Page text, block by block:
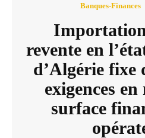
Banques-Finances
revente en
d’Algérie fixe
exigences
surface